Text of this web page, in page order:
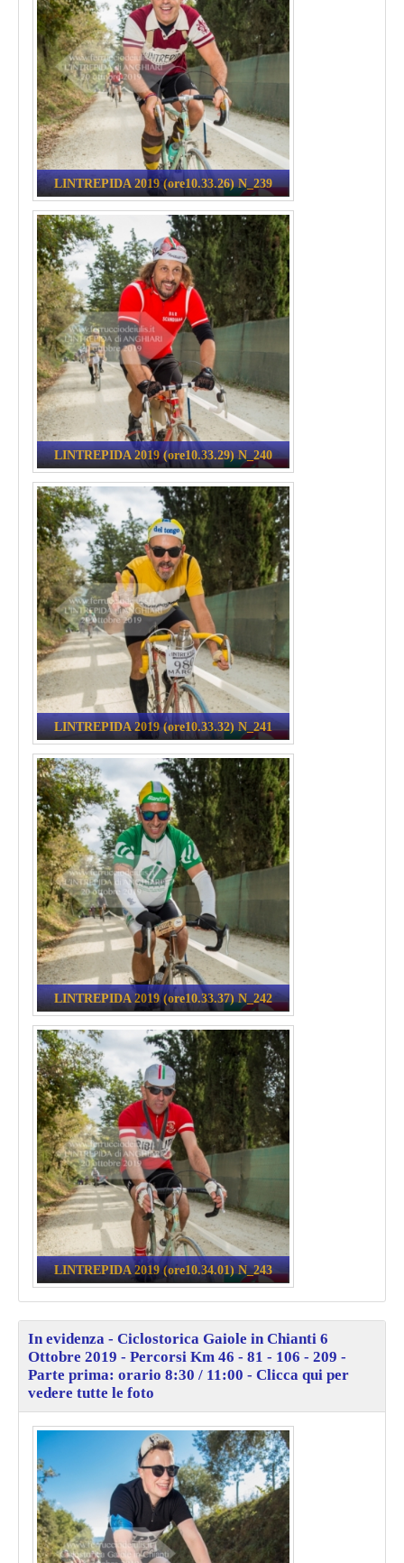
LINTREPIDA 2019 (ore10.33.26) N_239
LINTREPIDA 2019 (ore10.33.29) N_240
LINTREPIDA 2019 (ore10.33.32) N_241
LINTREPIDA 2019 (ore10.33.37) N_242
LINTREPIDA 2019 (ore10.34.01) N_243
In evidenza - Ciclostorica Gaiole in Chianti 6
Ottobre 2019 - Percorsi Km 46 - 81 - 106 - 209 -
Parte prima: orario 8:30 / 11:00 - Clicca qui per
vedere tutte le foto